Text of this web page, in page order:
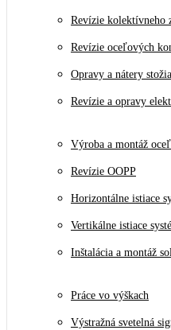
Revízie kolektívneho
Revízie oceľových
Opravy a nátery
Revízie a opravy
Výroba a montáž
Revízie OOPP
Horizontálne istiace
Vertikálne istiace
Inštalácia a montáž
Práce vo výškach
Výstražná svetelná